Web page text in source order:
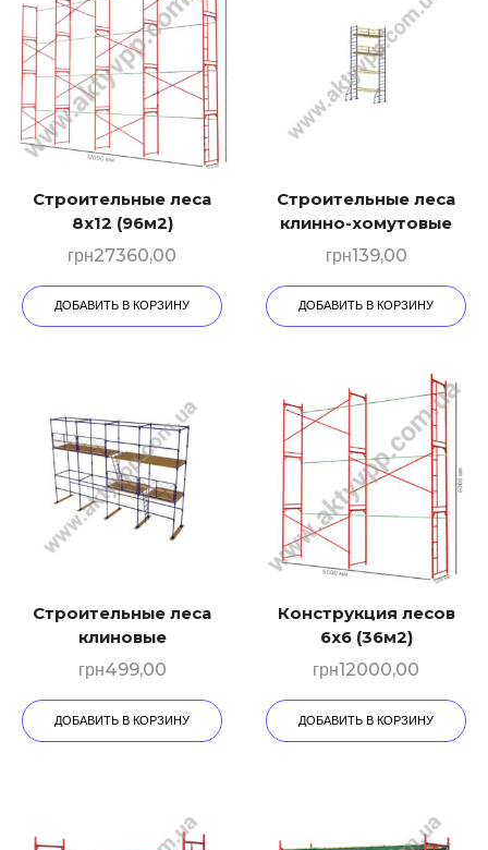
Строительные леса
8х12 (96м2)
грн27360,00
ДОБАВИТЬ В КОРЗИНУ
Строительные леса
клинно-хомутовые
грн139,00
ДОБАВИТЬ В КОРЗИНУ
Строительные леса
клиновые
грн499,00
ДОБАВИТЬ В КОРЗИНУ
Конструкция лесов
6х6 (36м2)
грн12000,00
ДОБАВИТЬ В КОРЗИНУ